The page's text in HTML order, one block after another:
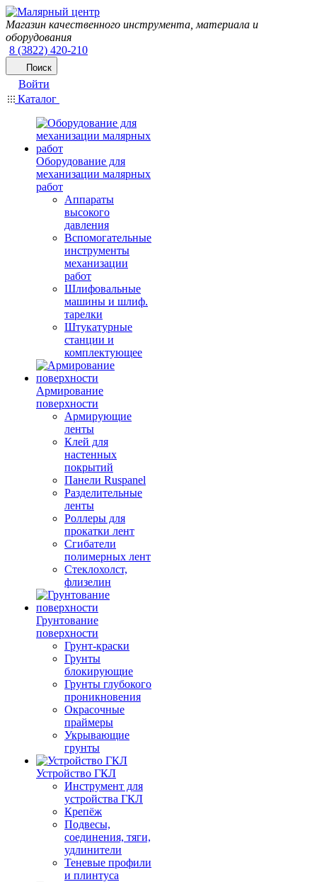
Магазин качественного инструмента, материала и
оборудования
8 (3822) 420-210
Поиск
Войти
Каталог
Оборудование для
механизации малярных
работ
Аппараты
высокого
давления
Вспомогательные
инструменты
механизации
работ
Шлифовальные
машины и шлиф.
тарелки
Штукатурные
станции и
комплектующее
Армирование
поверхности
Армирующие
ленты
Клей для
настенных
покрытий
Панели Ruspanel
Разделительные
ленты
Роллеры для
прокатки лент
Сгибатели
полимерных лент
Стеклохолст,
флизелин
Грунтование
поверхности
Грунт-краски
Грунты
блокирующие
Грунты глубокого
проникновения
Окрасочные
праймеры
Укрывающие
грунты
Устройство ГКЛ
Инструмент для
устройства ГКЛ
Крепёж
Подвесы,
соединения, тяги,
удлинители
Теневые профили
и плинтуса